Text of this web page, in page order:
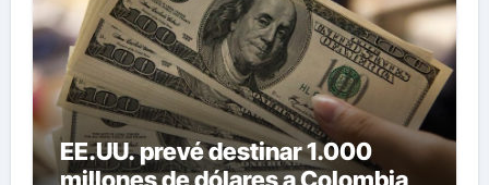
EE.UU. prevé destinar 1.000